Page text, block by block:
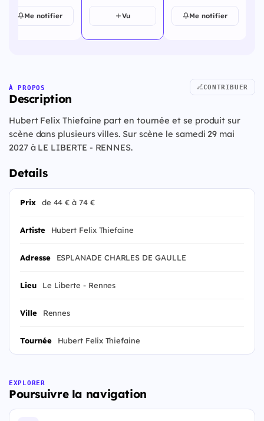
Me notifier Vu Me notifier
À PROPOS
Description
CONTRIBUER
Hubert Felix Thiefaine part en tournée et se produit sur
scène dans plusieurs villes. Sur scène le samedi 29 mai
2027 à LE LIBERTE - RENNES.
Details
Prix de 44 € à 74 €
Artiste Hubert Felix Thiefaine
Adresse ESPLANADE CHARLES DE GAULLE
Lieu Le Liberte - Rennes
Ville Rennes
Tournée Hubert Felix Thiefaine
EXPLORER
Poursuivre la navigation